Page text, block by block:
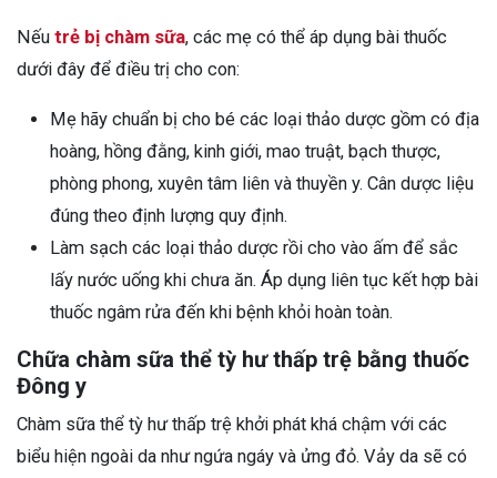
Nếu trẻ bị chàm sữa, các mẹ có thể áp dụng bài thuốc
dưới đây để điều trị cho con:
Mẹ hãy chuẩn bị cho bé các loại thảo dược gồm có địa
hoàng, hồng đằng, kinh giới, mao truật, bạch thược,
phòng phong, xuyên tâm liên và thuyền y. Cân dược liệu
đúng theo định lượng quy định.
Làm sạch các loại thảo dược rồi cho vào ấm để sắc
lấy nước uống khi chưa ăn. Áp dụng liên tục kết hợp bài
thuốc ngâm rửa đến khi bệnh khỏi hoàn toàn.
Chữa chàm sữa thể tỳ hư thấp trệ bằng thuốc
Đông y
Chàm sữa thể tỳ hư thấp trệ khởi phát khá chậm với các
biểu hiện ngoài da như ngứa ngáy và ửng đỏ. Vảy da sẽ có